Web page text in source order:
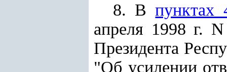
8. Впунктах
апреля 1998 г.
Президента
"Об усилении